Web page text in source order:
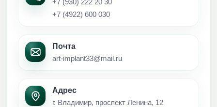
+7 (930) 222 20 30
+7 (4922) 600 030
Почта
art-implant33@mail.ru
Адрес
г. Владимир, проспект Ленина, 12